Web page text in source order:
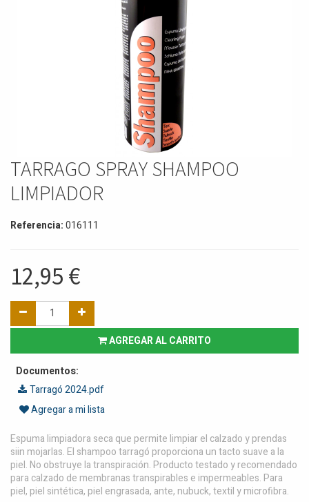
TARRAGO SPRAY SHAMPOO
LIMPIADOR
Referencia:016111
12,95 €
AGREGAR AL CARRITO
Documentos:
Tarragó 2024.pdf
Agregar a mi lista
Espuma limpiadora seca que permite limpiar el calzado y prendas
siin mojarlas. El shampoo tarragó proporciona un tacto suave a la
piel. No obstruye la transpiración. Producto testado y recomendado
para calzado de membranas transpirables e impermeables. Para
piel, piel sintética, piel engrasada, ante, nubuck, textil y microfibra.